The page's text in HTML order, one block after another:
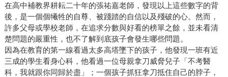
在高中補教界耕耘二十年的張祐嘉老師，發現以上這些數字的背
後，是一個個犧牲的自尊、被踐踏的自信以及殘破的心。然而，
許多父母或學校老師，在追求分數與好看的榜單之餘，並未看清
楚問題的嚴重性，也不了解到底孩子會發生哪些問題。
因為在教育的第一線看過太多高塔墜下的孩子，他發現一班有近
三成的學生看身心科，他看過一位母親拿刀威脅兒子「不考醫
科，我就跟你同歸於盡」；一個孩子抓狂拿刀抵住自己的脖子，